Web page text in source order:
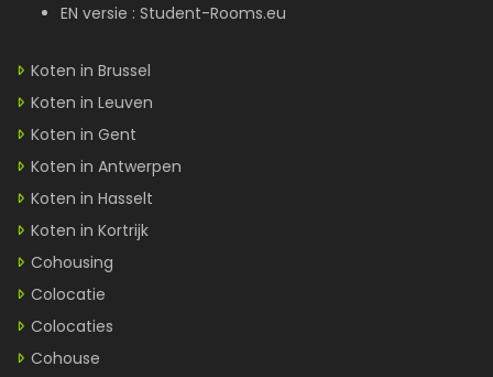
EN versie : Student-Rooms.eu
Koten in Brussel
Koten in Leuven
Koten in Gent
Koten in Antwerpen
Koten in Hasselt
Koten in Kortrijk
Cohousing
Colocatie
Colocaties
Cohouse